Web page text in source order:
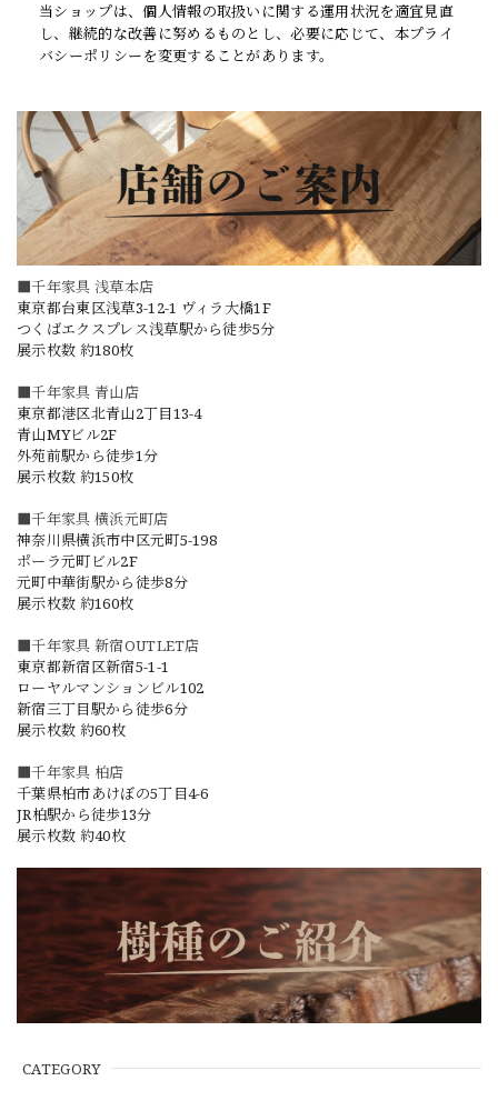
■千年家具 浅草本店
東京都台東区浅草3-12-1 ヴィラ大橋1F
つくばエクスプレス浅草駅から徒歩5分
展示枚数 約180枚
■千年家具 青山店
東京都港区北青山2丁目13-4
青山MYビル2F
外苑前駅から徒歩1分
展示枚数 約150枚
■千年家具 横浜元町店
神奈川県横浜市中区元町5-198
ポーラ元町ビル2F
元町中華街駅から徒歩8分
展示枚数 約160枚
■千年家具 新宿OUTLET店
東京都新宿区新宿5-1-1
ローヤルマンションビル102
新宿三丁目駅から徒歩6分
展示枚数 約60枚
■千年家具 柏店
千葉県柏市あけぼの5丁目4-6
JR柏駅から徒歩13分
展示枚数 約40枚
CATEGORY
当ショップは、個人情報の取扱いに関する運用状況を適宜見直
し、継続的な改善に努めるものとし、必要に応じて、本プライ
バシーポリシーを変更することがあります。